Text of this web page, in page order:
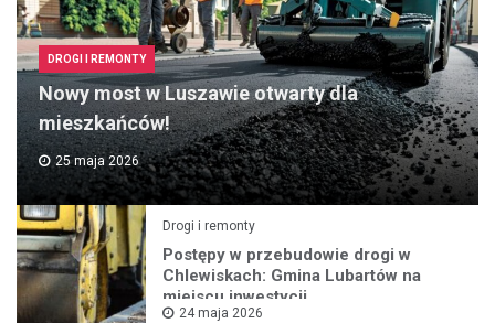
DROGI I REMONTY
Nowy most w Luszawie otwarty dla
mieszkańców!
25 maja 2026
Drogi i remonty
Postępy w przebudowie drogi w
Chlewiskach: Gmina Lubartów na
miejscu inwestycji
24 maja 2026